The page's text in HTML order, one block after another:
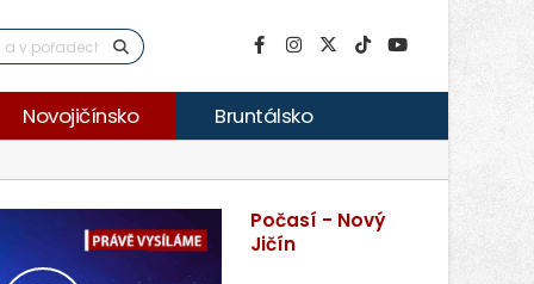
Novojičínsko Bruntálsko
Počasí - Nový
Jičín